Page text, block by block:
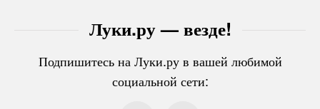
Луки.ру — везде!
Подпишитесь на Луки.ру в вашей любимой
социальной сети: